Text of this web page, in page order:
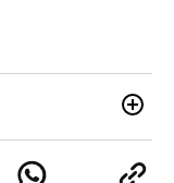
e spettacolo. Ha